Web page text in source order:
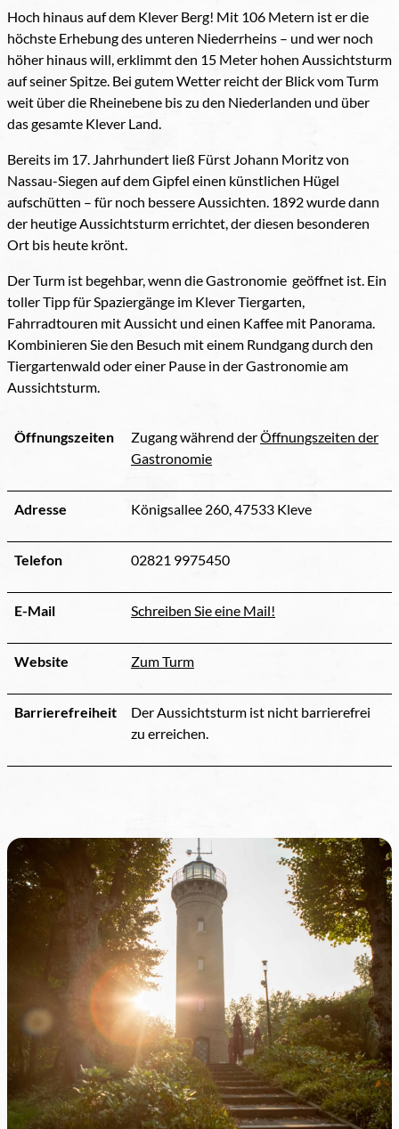
Hoch hinaus auf dem Klever Berg! Mit 106 Metern ist er die
höchste Erhebung des unteren Niederrheins – und wer noch
höher hinaus will, erklimmt den 15 Meter hohen Aussichtsturm
auf seiner Spitze. Bei gutem Wetter reicht der Blick vom Turm
weit über die Rheinebene bis zu den Niederlanden und über
das gesamte Klever Land.
Bereits im 17. Jahrhundert ließ Fürst Johann Moritz von
Nassau-Siegen auf dem Gipfel einen künstlichen Hügel
aufschütten – für noch bessere Aussichten. 1892 wurde dann
der heutige Aussichtsturm errichtet, der diesen besonderen
Ort bis heute krönt.
Der Turm ist begehbar, wenn die Gastronomie geöffnet ist. Ein
toller Tipp für Spaziergänge im Klever Tiergarten,
Fahrradtouren mit Aussicht und einen Kaffee mit Panorama.
Kombinieren Sie den Besuch mit einem Rundgang durch den
Tiergartenwald oder einer Pause in der Gastronomie am
Aussichtsturm.
Öffnungszeiten Zugang während derÖffnungszeiten der
Gastronomie
Adresse Königsallee 260, 47533 Kleve
Telefon 02821 9975450
E-Mail Schreiben Sie eine Mail!
Website Zum Turm
Barrierefreiheit
Der Aussichtsturm ist nicht barrierefrei
zu erreichen.